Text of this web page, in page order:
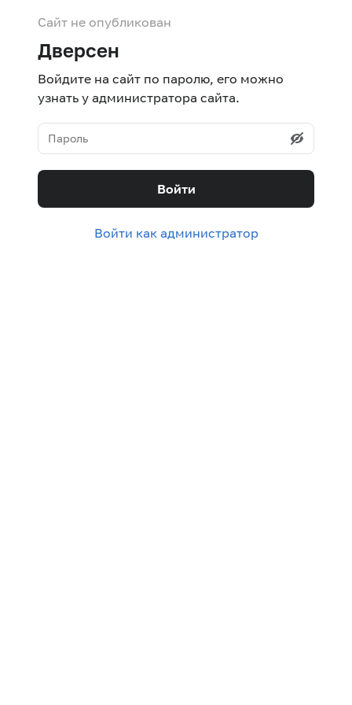
Сайт не опубликован
Дверсен
Войдите на сайт по паролю, его можно
узнать у администратора сайта.
Войти
Войти как администратор